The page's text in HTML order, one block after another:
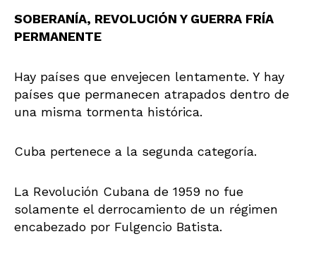
SOBERANÍA, REVOLUCIÓN Y GUERRA FRÍA
PERMANENTE
Hay países que envejecen lentamente. Y hay
países que permanecen atrapados dentro de
una misma tormenta histórica.
Cuba pertenece a la segunda categoría.
La Revolución Cubana de 1959 no fue
solamente el derrocamiento de un régimen
encabezado por Fulgencio Batista.